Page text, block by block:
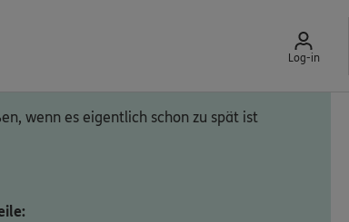
Log-in
wenn es eigentlich schon zu spät ist